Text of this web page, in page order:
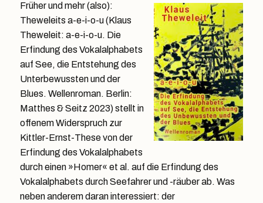
Früher und mehr (also):
Theweleits a-e-i-o-u (Klaus
Theweleit: a-e-i-o-u. Die
Erfindung des Vokalalphabets
auf See, die Entstehung des
Unterbewussten und der
Blues. Wellenroman. Berlin:
Matthes & Seitz 2023) stellt in
offenem Widerspruch zur
Kittler-Ernst-These von der
Erfindung des Vokalalphabets
durch einen »Homer« et al. auf die Erfindung des
Vokalalphabets durch Seefahrer und -räuber ab. Was
neben anderem daran interessiert: der